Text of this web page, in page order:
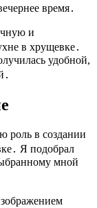
время․
и
в хрущевке․
удобной,
роль в создании
Я подобрал
мной